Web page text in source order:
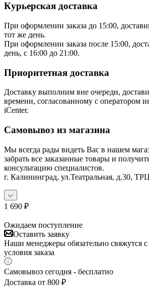
Курьерская доставка
При оформлении заказа до 15:00,
тот же день.
При оформлении заказа после 15:00,
день, с 16:00 до 21:00.
Приоритетная доставка
Доставку выполним вне очереди,
времени, согласованному с оператором
iCenter.
Самовывоз из магазина
Мы всегда рады видеть Вас в нашем
забрать все заказанные товары и
консультацию специалистов.
г. Калининград, ул.Театральная, д.30,
1 690 ₽
Ожидаем поступление
Оставить заявку
Наши менеджеры обязательно свяжутся
условия заказа
Самовывоз сегодня - бесплатно
Доставка от 800 ₽